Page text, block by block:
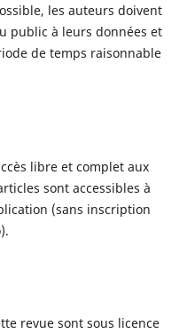
les auteurs doivent
public à leurs données et
de temps raisonnable
libre et complet aux
sont accessibles à
(sans inscription
revue sont sous licence